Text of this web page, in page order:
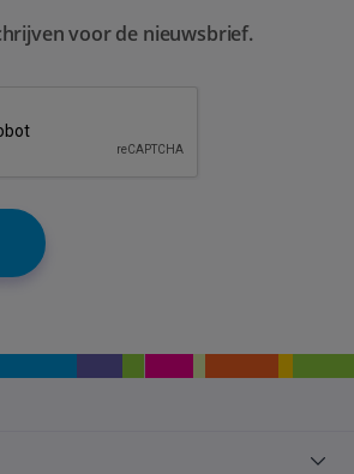
voor de nieuwsbrief.